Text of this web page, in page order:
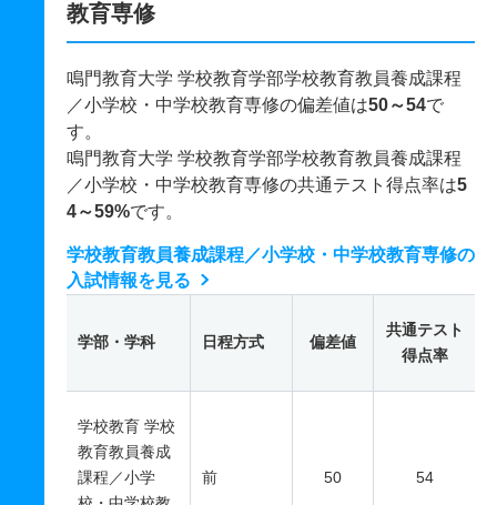
教育専修
鳴門教育大学 学校教育学部学校教育教員養成課程
／小学校・中学校教育専修の偏差値は50～54で
す。
鳴門教育大学 学校教育学部学校教育教員養成課程
／小学校・中学校教育専修の共通テスト得点率は5
4～59%です。
学校教育教員養成課程／小学校・中学校教育専修の
入試情報を見る
学部・学科 日程方式 偏差値
共通テスト
得点率
学校教育 学校
教育教員養成
課程／小学
前 50 54